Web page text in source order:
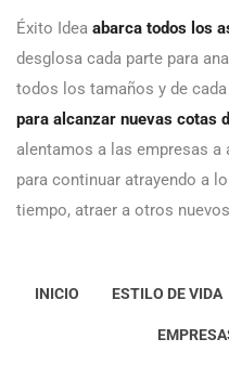
Éxito Idea abarca todos los
desglosa cada parte para
todos los tamaños y de
para alcanzar nuevas cotas
alentamos a las empresas a
para continuar atrayendo a
tiempo, atraer a otros
INICIO ESTILO DE VIDA